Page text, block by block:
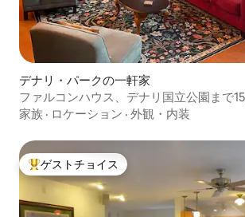
デナリ・パークの一軒家
ファルコンハウス、デナリ国立公園まで15
家族 · ロケーション · 外観・内装
大好評のゲストチョイスです。
ゲストチョイス